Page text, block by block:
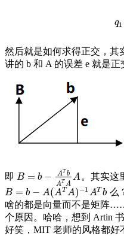
q1
q
然后就是如何求得正交，其
讲的 b 和 A 的误差 e 就是正
即 B = b − AT b
AT A
A
B=b−A Tb ATAA。其实这
B = b − A(AT A) −1 AT b
B=b−A(ATA)−1ATb
么
啥的都是向量而不是矩阵
个原因。哈哈，想到 Artin
好笑，MIT 老师的风格都好